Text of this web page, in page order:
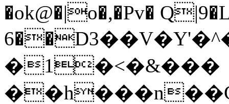
�ok@�|o�,�Pv�
�1�<�&���